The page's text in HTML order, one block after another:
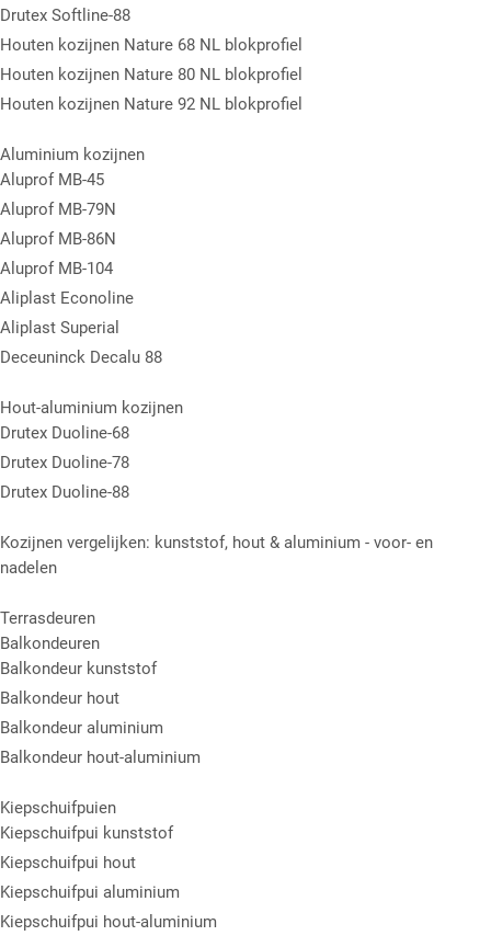
Drutex Softline-88
Houten kozijnen Nature 68 NL blokprofiel
Houten kozijnen Nature 80 NL blokprofiel
Houten kozijnen Nature 92 NL blokprofiel
Aluminium kozijnen
Aluprof MB-45
Aluprof MB-79N
Aluprof MB-86N
Aluprof MB-104
Aliplast Econoline
Aliplast Superial
Deceuninck Decalu 88
Hout-aluminium kozijnen
Drutex Duoline-68
Drutex Duoline-78
Drutex Duoline-88
Kozijnen vergelijken: kunststof, hout & aluminium - voor- en
nadelen
Terrasdeuren
Balkondeuren
Balkondeur kunststof
Balkondeur hout
Balkondeur aluminium
Balkondeur hout-aluminium
Kiepschuifpuien
Kiepschuifpui kunststof
Kiepschuifpui hout
Kiepschuifpui aluminium
Kiepschuifpui hout-aluminium